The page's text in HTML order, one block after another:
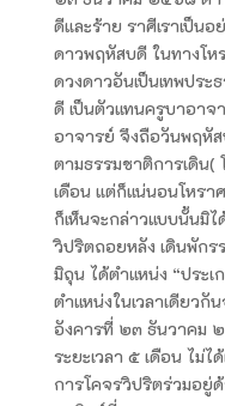
ดีและร้าย ราศีเราเป็นอ
ดาวพฤหัสบดี ในทางโ
ดวงดาวอันเป็นเทพปร
ดี เป็นตัวแทนครูบาอา
อาจารย์ จึงถือวันพฤหั
ตามธรรมชาติการเดิน
เดือน แต่ก็แน่นอนโหร
ก็เห็นจะกล่าวแบบนั้นมิ
วิปริตถอยหลัง เดินพักร
มิถุน ได้ตำแหน่ง “ประ
ตำแหน่งในเวลาเดียวกั
อังคารที่ ๒๓ ธันวาคม
ระยะเวลา ๕ เดือน ไม่
การโคจรวิปริตร่วมอยู่